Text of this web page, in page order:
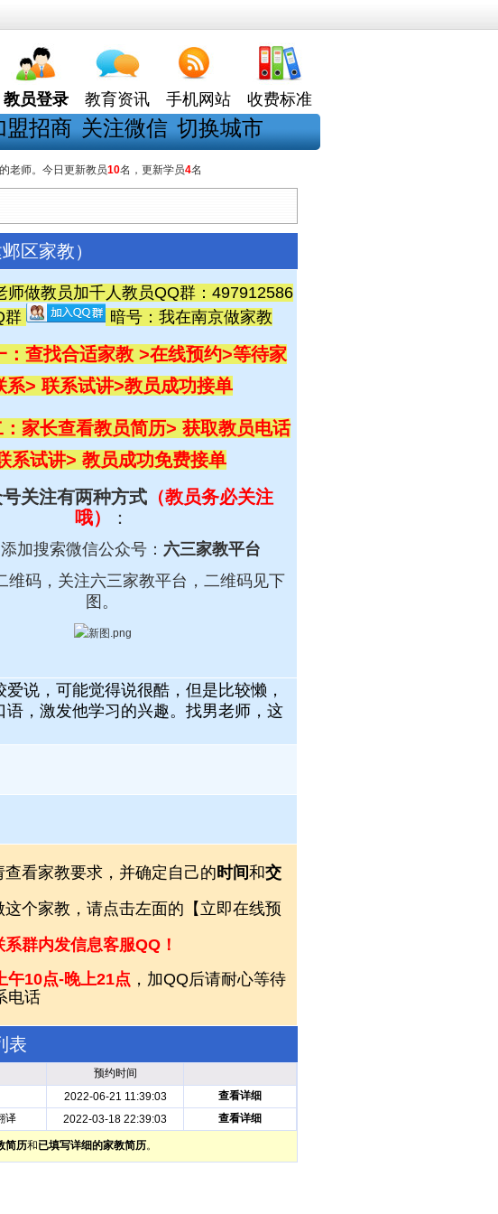
教员登录 教育资讯 手机网站 收费标准
盟招商 关注微信 切换城市
老师。今日更新教员10名，更新学员4名
区家教）
师做教员加千人教员QQ群：497912586
群
暗号：我在南京做家教
：查找合适家教 >在线预约>等待家
系> 联系试讲>教员成功接单
家长查看教员简历> 获取教员电话
系试讲> 教员成功免费接单
关注有两种方式（教员务必关注
哦）
：
加搜索微信公众号： 六三家教平台
维码，关注六三家教平台， 二维码见下
图。
说，可能觉得说很酷，但是比较懒，
，激发他学习的兴趣。找男老师，这
看家教要求，并确定自己的时间和交
个家教，请点击左面的【立即在线预
群内发信息客服QQ！
午10点-晚上21点 ，加QQ后请耐心等待
电话
表
预约时间
2022-06-21 11:39:03
查看详细
译 2022-03-18 22:39:03 查看详细
简历和已填写详细的家教简历。